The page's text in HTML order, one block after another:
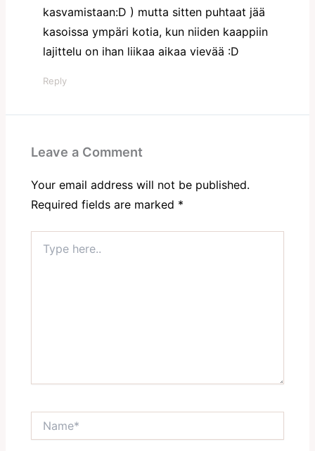
kasvamistaan:D ) mutta sitten puhtaat jää
kasoissa ympäri kotia, kun niiden kaappiin
lajittelu on ihan liikaa aikaa vievää :D
Reply
Leave a Comment
Your email address will not be published.
Required fields are marked *
here..